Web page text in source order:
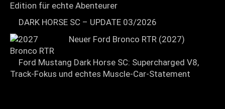
Edition für echte Abenteurer
DARK HORSE SC – UPDATE 03/2026
Neuer Ford Bronco RTR (2027)
Ford Mustang Dark Horse SC: Supercharged V8,
Track-Fokus und echtes Muscle-Car-Statement